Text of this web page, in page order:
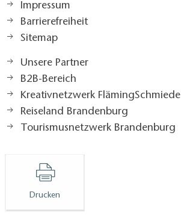
Impressum
Barrierefreiheit
Sitemap
Unsere Partner
B2B-Bereich
Kreativnetzwerk FlämingSchmiede
Reiseland Brandenburg
Tourismusnetzwerk Brandenburg
Drucken